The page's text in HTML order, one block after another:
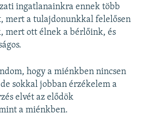
ingatlanainkra ennek több
mert a tulajdonunkkal felelősen
mert ott élnek a bérlőink, és
hogy a miénkben nincsen
sokkal jobban érzékelem a
elvét az elődök
a miénkben.